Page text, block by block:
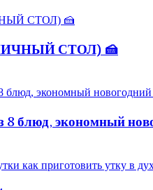
СТОЛ) 🍰
экономный